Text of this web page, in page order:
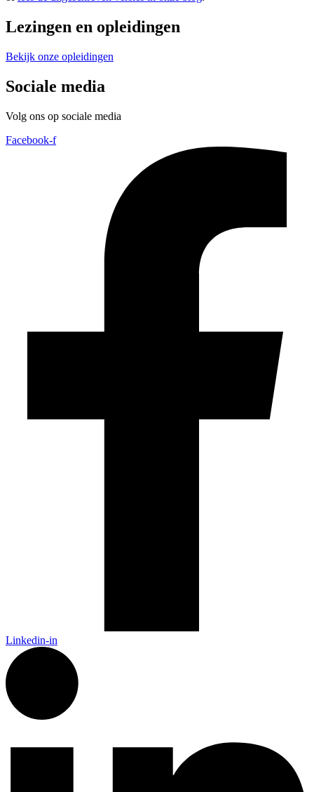
Lezingen en opleidingen
Bekijk onze opleidingen
Sociale media
Volg ons op sociale media
Facebook-f
Linkedin-in